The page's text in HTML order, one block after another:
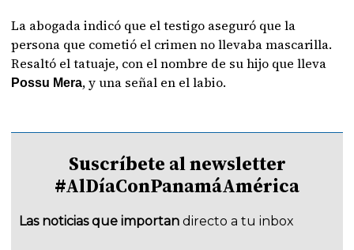
La abogada indicó que el testigo aseguró que la
persona que cometió el crimen no llevaba mascarilla.
Resaltó el tatuaje, con el nombre de su hijo que lleva
Possu Mera, y una señal en el labio.
Suscríbete al newsletter
#AlDíaConPanamáAmérica
Las noticias que importan directo a tu inbox